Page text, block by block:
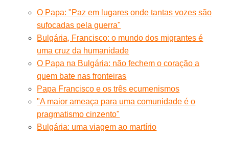
O Papa: "Paz em lugares onde tantas vozes são
sufocadas pela guerra"
Bulgária, Francisco: o mundo dos migrantes é
uma cruz da humanidade
O Papa na Bulgária: não fechem o coração a
quem bate nas fronteiras
Papa Francisco e os três ecumenismos
"A maior ameaça para uma comunidade é o
pragmatismo cinzento"
Bulgária: uma viagem ao martírio